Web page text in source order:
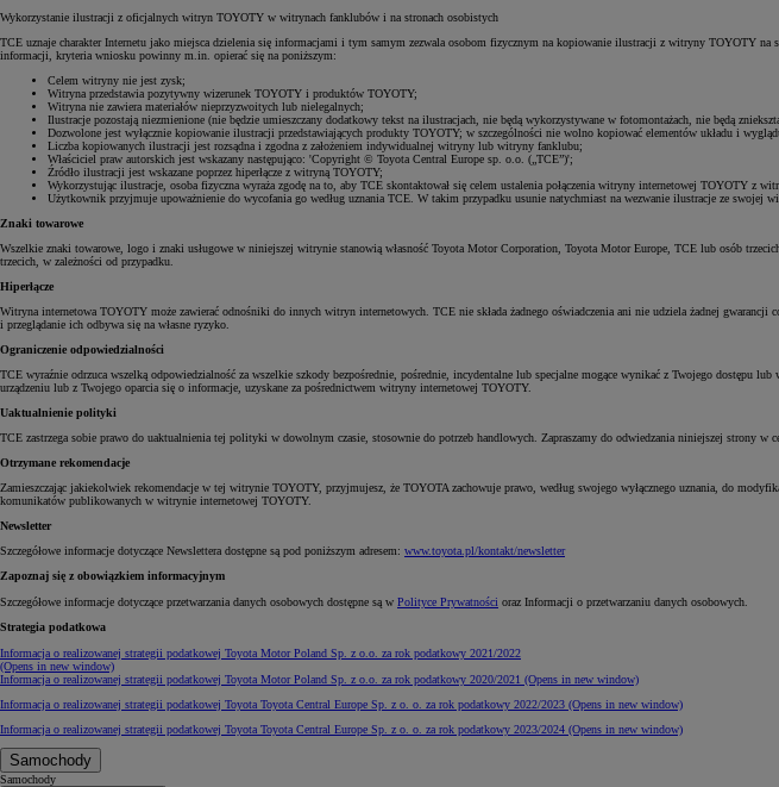
Yaris Cross
HYBRID
Wykorzystanie ilustracji z oficjalnych witryn TOYOTY w witrynach fanklubów i na stronach osobistych
TCE uznaje charakter Internetu jako miejsca dzielenia się informacjami i tym samym zezwala osobom fizycznym na kopiowanie ilustracji z witryny TOYOTY
informacji, kryteria wniosku powinny m.in. opierać się na poniższym:
Celem witryny nie jest zysk;
Witryna przedstawia pozytywny wizerunek TOYOTY i produktów TOYOTY;
Witryna nie zawiera materiałów nieprzyzwoitych lub nielegalnych;
Ilustracje pozostają niezmienione (nie będzie umieszczany dodatkowy tekst na ilustracjach, nie będą wykorzystywane w fotomontażach, nie będą
Dozwolone jest wyłącznie kopiowanie ilustracji przedstawiających produkty TOYOTY; w szczególności nie wolno kopiować elementów układu i
Liczba kopiowanych ilustracji jest rozsądna i zgodna z założeniem indywidualnej witryny lub witryny fanklubu;
Właściciel praw autorskich jest wskazany następująco: 'Copyright © Toyota Central Europe sp. o.o. („TCE”)';
Źródło ilustracji jest wskazane poprzez hiperłącze z witryną TOYOTY;
Wykorzystując ilustracje, osoba fizyczna wyraża zgodę na to, aby TCE skontaktował się celem ustalenia połączenia witryny internetowej TOYOTY z
Użytkownik przyjmuje upoważnienie do wycofania go według uznania TCE. W takim przypadku usunie natychmiast na wezwanie ilustracje ze swojej
Znaki towarowe
Wszelkie znaki towarowe, logo i znaki usługowe w niniejszej witrynie stanowią własność Toyota Motor Corporation, Toyota Motor Europe, TCE lub osób
trzecich, w zależności od przypadku.
Hiperłącze
Witryna internetowa TOYOTY może zawierać odnośniki do innych witryn internetowych. TCE nie składa żadnego oświadczenia ani nie udziela żadnej
i przeglądanie ich odbywa się na własne ryzyko.
Ograniczenie odpowiedzialności
TCE wyraźnie odrzuca wszelką odpowiedzialność za wszelkie szkody bezpośrednie, pośrednie, incydentalne lub specjalne mogące wynikać z Twojego
urządzeniu lub z Twojego oparcia się o informacje, uzyskane za pośrednictwem witryny internetowej TOYOTY.
Uaktualnienie polityki
TCE zastrzega sobie prawo do uaktualnienia tej polityki w dowolnym czasie, stosownie do potrzeb handlowych. Zapraszamy do odwiedzania niniejszej strony w
Otrzymane rekomendacje
Zamieszczając jakiekolwiek rekomendacje w tej witrynie TOYOTY, przyjmujesz, że TOYOTA zachowuje prawo, według swojego wyłącznego uznania, do
komunikatów publikowanych w witrynie internetowej TOYOTY.
Newsletter
Szczegółowe informacje dotyczące Newslettera dostępne są pod poniższym adresem: www.toyota.pl/kontakt/newsletter
Zapoznaj się z obowiązkiem informacyjnym
Szczegółowe informacje dotyczące przetwarzania danych osobowych dostępne są w Polityce Prywatności oraz Informacji o przetwarzaniu danych osobowych.
Strategia podatkowa
Informacja o realizowanej strategii podatkowej Toyota Motor Poland Sp. z o.o. za rok podatkowy 2021/2022
(Opens in new window)
Informacja o realizowanej strategii podatkowej Toyota Motor Poland Sp. z o.o. za rok podatkowy 2020/2021 (Opens in new window)
Informacja o realizowanej strategii podatkowej Toyota Toyota Central Europe Sp. z o. o. za rok podatkowy 2022/2023 (Opens in new window)
Informacja o realizowanej strategii podatkowej Toyota Toyota Central Europe Sp. z o. o. za rok podatkowy 2023/2024 (Opens in new window)
Samochody
Samochody